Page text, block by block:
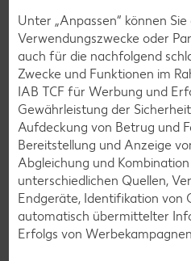
Abonnenten profitieren von
Angeboten zum Donnerstag,
Wochenstart sowie Aktionen
Zur
Unter „Anpassen“ können Sie
Verwendungszwecke oder
auch für die nachfolgend
Zwecke und Funktionen im
IAB TCF für Werbung und
Gewährleistung der
Aufdeckung von Betrug und
Bereitstellung und Anzeige
Abgleichung und
unterschiedlichen Quellen,
Endgeräte, Identifikation von
automatisch übermittelter
Erfolgs von